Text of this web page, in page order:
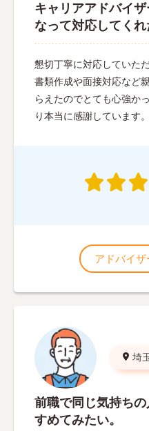
キャリアアドバイ
なって対応してくれ
懇切丁寧に対応していた
書類作成や面接対応など
らえたのでとても心強か
り本当に感謝しています。
アドバイザ
埼
前職で同じ気持ち
すめてみたい。